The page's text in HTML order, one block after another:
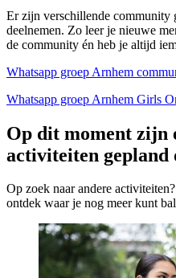
Er zijn verschillende community
deelnemen. Zo leer je nieuwe
de community én heb je altijd
Whatsapp groep Arnhem
Whatsapp groep Arnhem Girls
Op dit moment zijn
activiteiten gepland
Op zoek naar andere activiteiten?
ontdek waar je nog meer kunt